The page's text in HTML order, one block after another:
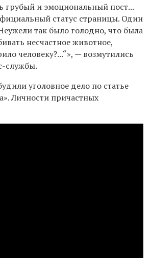
грубый и эмоциональный пост...
статус страницы. Один
так было голодно, что была
несчастное животное,
человеку?...“», — возмутились
службы.
уголовное дело по статье
Личности причастных